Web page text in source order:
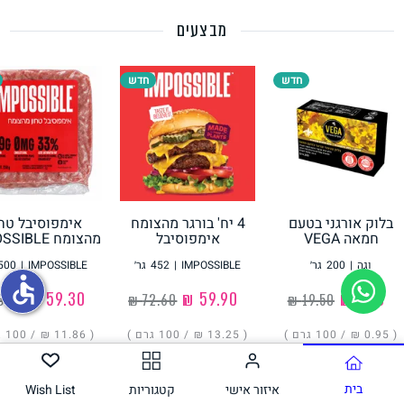
גבינות טבעוניות
מבצעים
חדש
בלוק אורגני בטעם
חמאה VEGA
200 גר׳ | וגה
‏19.50 ₪ ‏1.90 ₪
( ‏0.95 ₪ / 100 גרם )
חדש
4 יח' בורגר מהצומח
אימפוסיבל
452 גר׳ | IMPOSSIBLE
‏72.60 ₪
( ‏13.25 ₪ / 100 גרם )
אימפוסיבל
מהצומח IMPOSSIBLE
| IMPOSSIBLE
‏68.00 ₪
( ‏11.86 ₪ / 100 גרם
הוסיפו בית איזור אישי קטגוריות Wish List
accessible